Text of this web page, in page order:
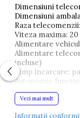
Dimensiuni
Dimensiuni
Raza
Viteza maxima:
Alimentare
Alimentare
incluse)
Timp incarcare:
Autonomie
Frecventa: 27 MHz
Continut set:
Masina RC 1:16
Vezi mai mult
Informatii